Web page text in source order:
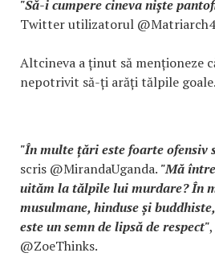
"Să-i cumpere cineva niște
Twitter utilizatorul
Altcineva a ținut să menționeze
nepotrivit să-ți arăți tălpile goale.
"În multe țări este foarte
scris @MirandaUganda. "Mă
uităm la tălpile lui murdare? În
musulmane, hinduse și
este un semn de lipsă de respect"
@ZoeThinks.